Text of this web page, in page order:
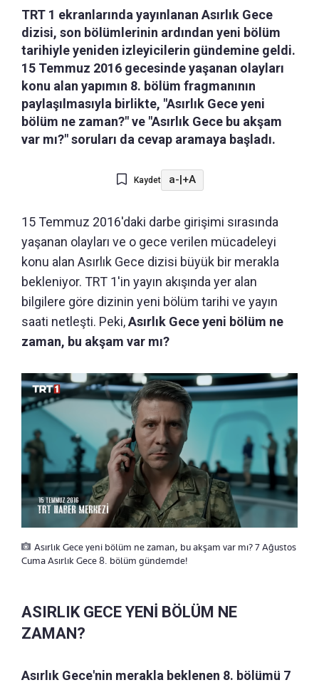
TRT 1 ekranlarında yayınlanan Asırlık Gece
dizisi, son bölümlerinin ardından yeni bölüm
tarihiyle yeniden izleyicilerin gündemine geldi.
15 Temmuz 2016 gecesinde yaşanan olayları
konu alan yapımın 8. bölüm fragmanının
paylaşılmasıyla birlikte, "Asırlık Gece yeni
bölüm ne zaman?" ve "Asırlık Gece bu akşam
var mı?" soruları da cevap aramaya başladı.
Kaydet a-|+A
15 Temmuz 2016'daki darbe girişimi sırasında
yaşanan olayları ve o gece verilen mücadeleyi
konu alan Asırlık Gece dizisi büyük bir merakla
bekleniyor. TRT 1'in yayın akışında yer alan
bilgilere göre dizinin yeni bölüm tarihi ve yayın
saati netleşti. Peki,Asırlık Gece yeni bölüm ne
zaman, bu akşam var mı?
Asırlık Gece yeni bölüm ne zaman, bu akşam var mı? 7 Ağustos
Cuma Asırlık Gece 8. bölüm gündemde!
ASIRLIK GECE YENİ BÖLÜM NE
ZAMAN?
Asırlık Gece'nin merakla beklenen 8. bölümü 7